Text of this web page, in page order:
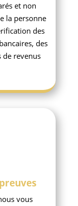
et non
la personne
des
des
de revenus
vous